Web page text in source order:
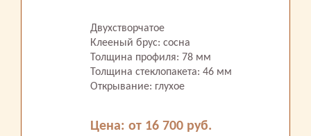
Двухстворчатое
Клееный брус: сосна
Толщина профиля: 78 мм
Толщина стеклопакета: 46 мм
Открывание: глухое
Цена: от 16 700 руб.